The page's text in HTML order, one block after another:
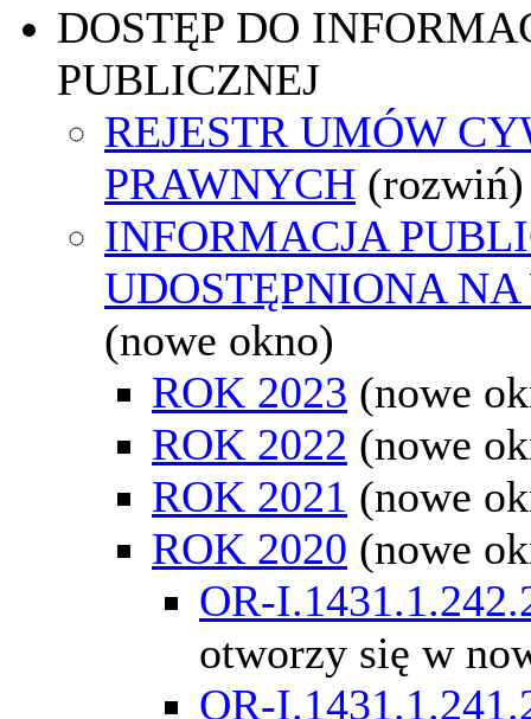
DOSTĘP DO
PUBLICZNEJ
REJESTR UMÓW
PRAWNYCH (rozwiń)
INFORMACJA
UDOSTĘPNIONA
(nowe okno)
ROK 2023 (nowe
ROK 2022 (nowe
ROK 2021 (nowe
ROK 2020 (nowe
OR-
otworzy się w
OR-